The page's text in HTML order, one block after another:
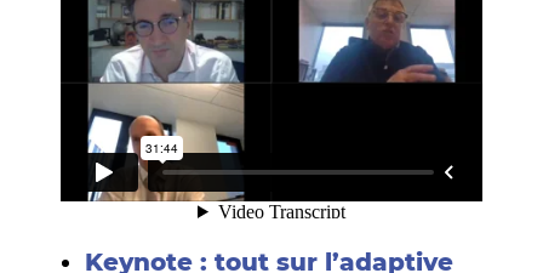
Keynote : tout sur l’adaptive